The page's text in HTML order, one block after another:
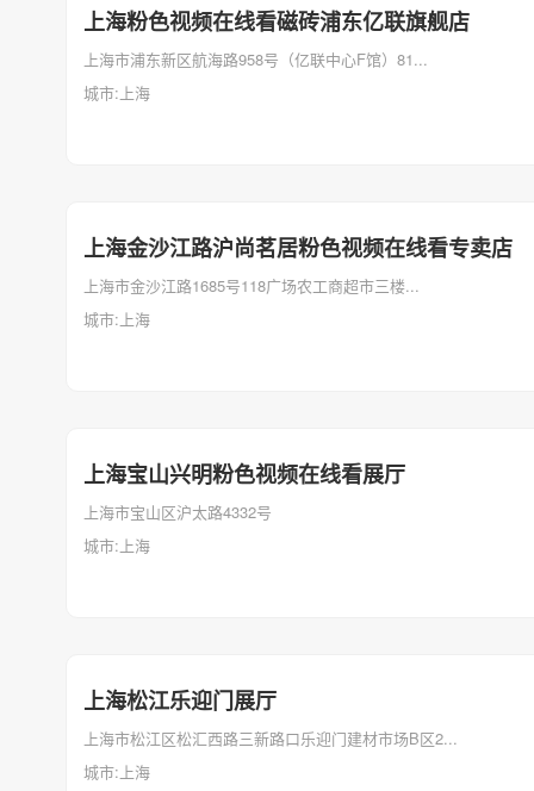
上海粉色视频在线看磁砖浦东亿联旗舰店
上海市浦东新区航海路958号（亿联中心F馆）81...
城市:上海
上海金沙江路沪尚茗居粉色视频在线看专卖店
上海市金沙江路1685号118广场农工商超市三楼...
城市:上海
上海宝山兴明粉色视频在线看展厅
上海市宝山区沪太路4332号
城市:上海
上海松江乐迎门展厅
上海市松江区松汇西路三新路口乐迎门建材市场B区2...
城市:上海